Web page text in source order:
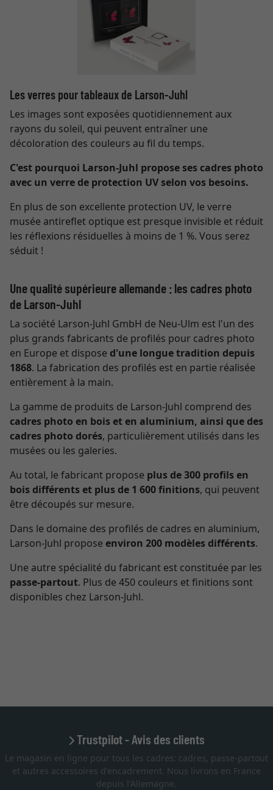
Les verres pour tableaux de Larson-Juhl
Les images sont exposées quotidiennement aux
rayons du soleil, qui peuvent entraîner une
décoloration des couleurs au fil du temps.
C'est pourquoi Larson-Juhl propose ses cadres photo
avec un verre de protection UV selon vos besoins.
En plus de son excellente protection UV, le verre
musée antireflet optique est presque invisible et réduit
les réflexions résiduelles à moins de 1 %. Vous serez
séduit !
Une qualité supérieure allemande : les cadres photo
de Larson-Juhl
La société Larson-Juhl GmbH de Neu-Ulm est l'un des
plus grands fabricants de profilés pour cadres photo
en Europe et dispose d'une longue tradition depuis
1868. La fabrication des profilés est en partie réalisée
entièrement à la main.
La gamme de produits de Larson-Juhl comprend des
cadres photo en bois et en aluminium, ainsi que des
cadres photo dorés, particulièrement utilisés dans les
musées ou les galeries.
Au total, le fabricant propose plus de 300 profils en
bois différents et plus de 1 600 finitions, qui peuvent
être découpés sur mesure.
Dans le domaine des profilés de cadres en aluminium,
Larson-Juhl propose environ 200 modèles différents.
Une autre spécialité du fabricant est constituée par les
passe-partout. Plus de 450 couleurs et finitions sont
disponibles chez Larson-Juhl.
Trustpilot - Avis des clients
Le magasin en ligne pour tous les cadres: cadres, passe-partout
et autres accessoires d'encadrement. Nous livrons en France
depuis l'Allemagne.